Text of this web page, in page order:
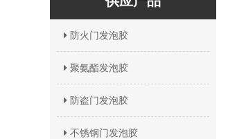
防火门发泡胶
聚氨酯发泡胶
防盗门发泡胶
不锈钢门发泡胶